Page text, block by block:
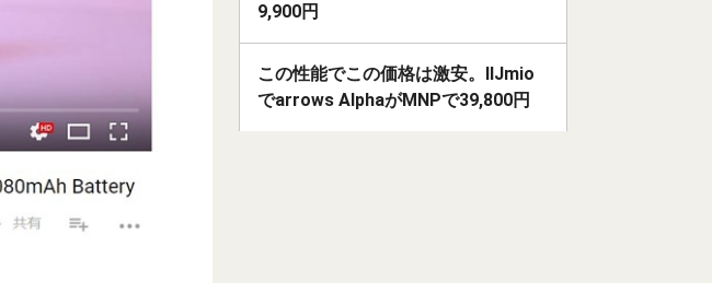
9,900円
この性能でこの価格は激安。IIJmio
でarrows AlphaがMNPで39,800円